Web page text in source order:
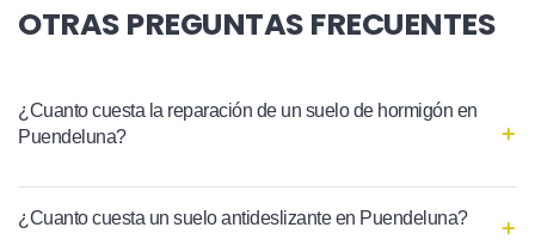
OTRAS PREGUNTAS FRECUENTES
¿Cuanto cuesta la reparación de un suelo de hormigón en
Puendeluna?
¿Cuanto cuesta un suelo antideslizante en Puendeluna?